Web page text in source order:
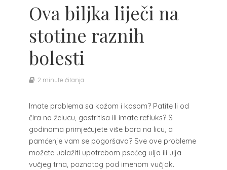
Ova biljka liječi na
stotine raznih
bolesti
2 minute čitanja
Imate problema sa kožom i kosom? Patite li od
čira na želucu, gastritisa ili imate refluks? S
godinama primjećujete više bora na licu, a
pamćenje vam se pogoršava? Sve ove probleme
možete ublažiti upotrebom psećeg ulja ili ulja
vučjeg trna, poznatog pod imenom vučjak.